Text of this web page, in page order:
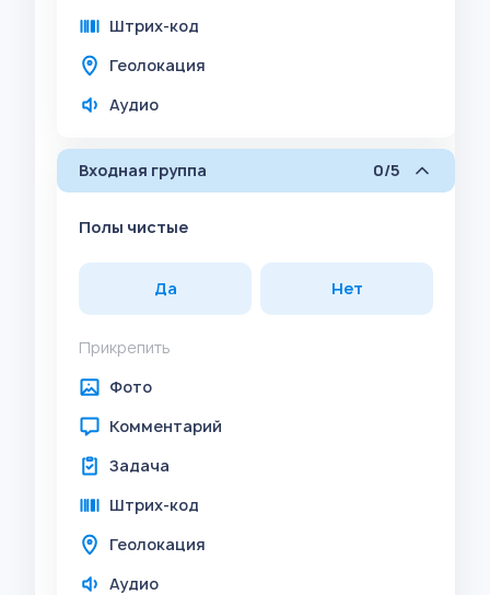
Штрих-код
Геолокация
Аудио
Входная группа 0/5
Полы чистые
Да Нет
Прикрепить
Фото
Комментарий
Задача
Штрих-код
Геолокация
Аудио